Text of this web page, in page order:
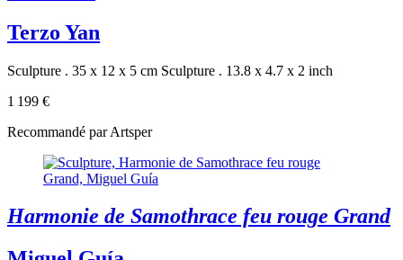
Terzo Yan
Sculpture . 35 x 12 x 5 cm Sculpture . 13.8 x 4.7 x 2 inch
1 199 €
Recommandé par Artsper
Harmonie de Samothrace feu rouge Grand